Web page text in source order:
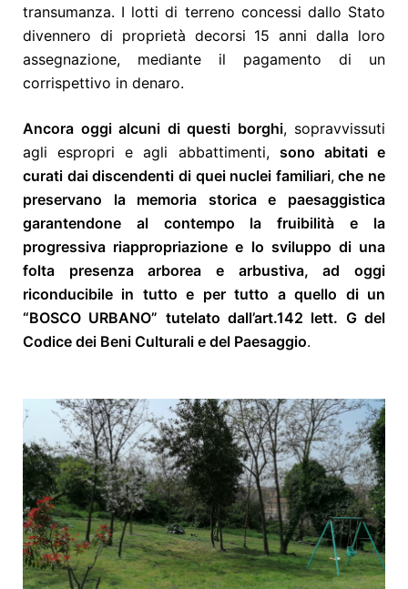
transumanza. I lotti di terreno concessi dallo Stato
divennero di proprietà decorsi 15 anni dalla loro
assegnazione, mediante il pagamento di un
corrispettivo in denaro.
Ancora oggi alcuni di questi borghi, sopravvissuti
agli espropri e agli abbattimenti, sono abitati e
curati dai discendenti di quei nuclei familiari,che ne
preservano la memoria storica e paesaggistica
garantendone al contempo la fruibilità e la
progressiva riappropriazione e lo sviluppo di una
folta presenza arborea e arbustiva, ad oggi
riconducibile in tutto e per tutto a quello di un
“BOSCO URBANO” tutelato dall’art.142 lett. G del
Codice dei Beni Culturali e del Paesaggio.